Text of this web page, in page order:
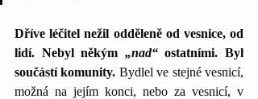
Dříve léčitel nežil odděleně od vesnice, od
lidí. Nebyl někým „nad“ ostatními. Byl
součástí komunity. Bydlel ve stejné vesnicí,
možná na jejím konci, nebo za vesnicí, v